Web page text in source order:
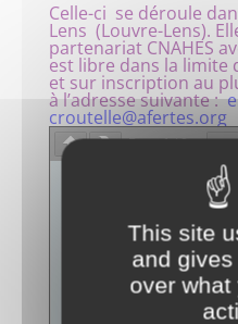
Celle-ci se déroule
Lens (Louvre-Lens).
partenariat CNAHES
est libre dans la limite
et sur inscription au
à l’adresse suivante :
croutelle@afertes.org
Page1/2
This site
and
over what